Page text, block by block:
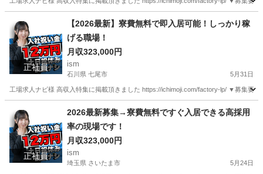
最新
正社員
【2026最新】寮費無料で即入居可能！しっかり稼
げる職場！
月収323,000円
ism
石川県 七尾市 5月31日
工場求人ナビ様 高収入特集に掲載頂きました https://ichimoji.com/factory-lp/ ▼募集要
工場 最新
正社員
2026最新募集→寮費無料ですぐ入居できる高採用
率の現場です！
月収323,000円
ism
埼玉県 さいたま市 5月24日